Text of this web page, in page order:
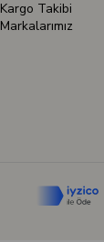
Kargo Takibi
Markalarımız